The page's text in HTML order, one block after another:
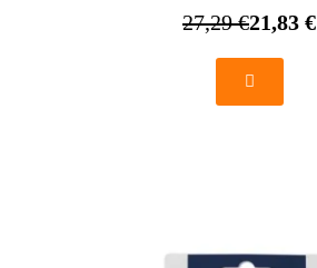
27,29 €21,83 €